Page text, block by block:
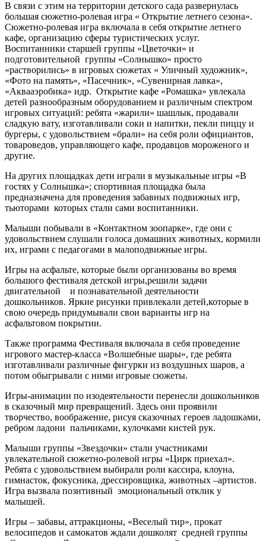
В связи с этим на территории детского сада развернулась
большая сюжетно-ролевая игра « Открытие летнего сезона».
Сюжетно-ролевая игра включала в себя открытие летнего
кафе, организацию сферы туристических услуг.
Воспитанники старшей группы «Цветочки» и
подготовительной группы «Солнышко» просто
«растворились» в игровых сюжетах « Уличный художник»,
«Фото на память», «Пасечник», «Сувенирная лавка»,
«Аквааэробика» идр. Открытие кафе «Ромашка» увлекала
детей разнообразным оборудованием и различным спектром
игровых ситуаций: ребята «жарили» шашлык, продавали
сладкую вату, изготавливали соки и напитки, пекли пиццу и
бургеры, с удовольствием «брали» на себя роли официантов,
товароведов, управляющего кафе, продавцов мороженого и
другие.
На других площадках дети играли в музыкальные игры «В
гостях у Солнышка»; спортивная площадка была
предназначена для проведения забавных подвижных игр,
тьюторами которых стали сами воспитанники.
Малыши побывали в «Контактном зоопарке», где они с
удовольствием слушали голоса домашних животных, кормили
их, играми с педагогами в малоподвижные игры.
Игры на асфальте, которые были организованы во время
большого фестиваля детской игры,решили задачи
двигательной и познавательной деятельности
дошкольников. Яркие рисунки привлекали детей,которые в
свою очередь придумывали свои варианты игр на
асфальтовом покрытии.
Также программа Фестиваля включала в себя проведение
игрового мастер-класса «Волшебные шары», где ребята
изготавливали различные фигурки из воздушных шаров, а
потом обыгрывали с ними игровые сюжеты.
Игры-анимации по изодеятельности перенесли дошкольников
в сказочный мир превращений. Здесь они проявили
творчество, воображение, рисуя сказочных героев ладошками,
ребром ладони пальчиками, кулочками кистей рук.
Малыши группы «Звездочки» стали участниками
увлекательной сюжетно-ролевой игры «Цирк приехал».
Ребята с удовольствием выбирали роли кассира, клоуна,
гимнасток, фокусника, дрессировщика, животных –артистов.
Игра вызвала позитивный эмоциональный отклик у
малышей.
Игры – забавы, аттракционы, «Веселый тир», прокат
велосипедов и самокатов ждали дошколят средней группы